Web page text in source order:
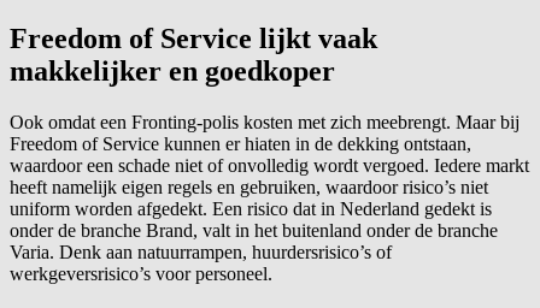
Freedom of Service lijkt vaak
makkelijker en goedkoper
Ook omdat een Fronting-polis kosten met zich meebrengt. Maar bij
Freedom of Service kunnen er hiaten in de dekking ontstaan,
waardoor een schade niet of onvolledig wordt vergoed. Iedere markt
heeft namelijk eigen regels en gebruiken, waardoor risico’s niet
uniform worden afgedekt. Een risico dat in Nederland gedekt is
onder de branche Brand, valt in het buitenland onder de branche
Varia. Denk aan natuurrampen, huurdersrisico’s of
werkgeversrisico’s voor personeel.